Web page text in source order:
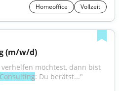
Homeoffice Vollzeit
(m/w/d)
möchtest, dann bist
Consulting: Du berätst..."